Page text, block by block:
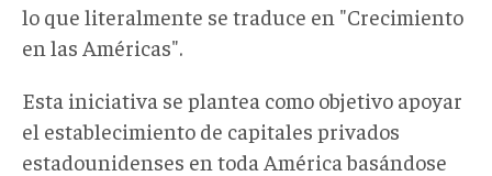
lo que literalmente se traduce en "Crecimiento
en las Américas".
Esta iniciativa se plantea como objetivo apoyar
el establecimiento de capitales privados
estadounidenses en toda América basándose